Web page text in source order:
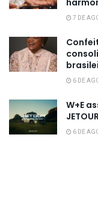
7 DE
6 DE
W+E
6 DE